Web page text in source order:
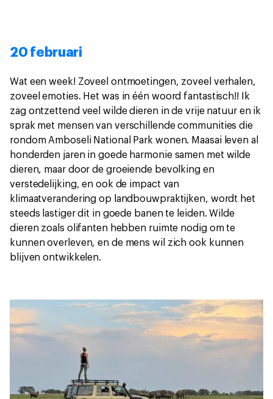
20 februari
Wat een week! Zoveel ontmoetingen, zoveel verhalen,
zoveel emoties. Het was in één woord fantastisch!! Ik
zag ontzettend veel wilde dieren in de vrije natuur en ik
sprak met mensen van verschillende communities die
rondom Amboseli National Park wonen. Maasai leven al
honderden jaren in goede harmonie samen met wilde
dieren, maar door de groeiende bevolking en
verstedelijking, en ook de impact van
klimaatverandering op landbouwpraktijken, wordt het
steeds lastiger dit in goede banen te leiden. Wilde
dieren zoals olifanten hebben ruimte nodig om te
kunnen overleven, en de mens wil zich ook kunnen
blijven ontwikkelen.